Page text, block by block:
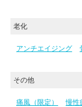
老化
アンチエイジング
その他
痛風（限定） 慢性